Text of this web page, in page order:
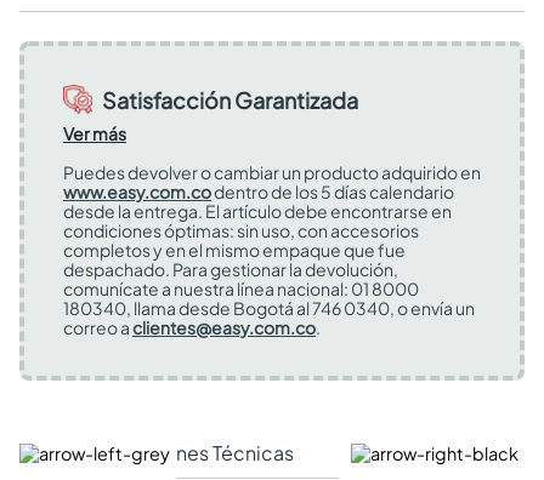
Satisfacción Garantizada
Ver más
Puedes devolver o cambiar un producto adquirido en
www.easy.com.codentro de los 5 días calendario
desde la entrega. El artículo debe encontrarse en
condiciones óptimas: sin uso, con accesorios
completos y en el mismo empaque que fue
despachado. Para gestionar la devolución,
comunícate a nuestra línea nacional: 01 8000
180340, llama desde Bogotá al 746 0340, o envía un
correo aclientes@easy.com.co.
Especificaciones Técnicas Comentarios y